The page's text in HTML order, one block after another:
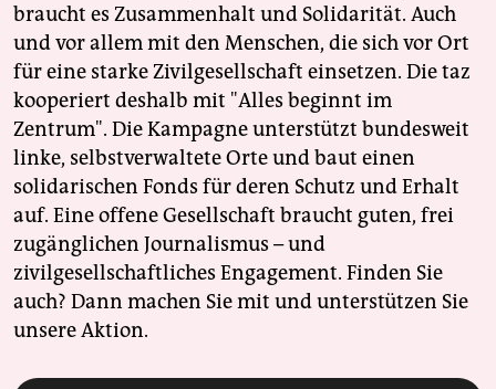
braucht es Zusammenhalt und Solidarität. Auch
und vor allem mit den Menschen, die sich vor Ort
für eine starke Zivilgesellschaft einsetzen. Die taz
kooperiert deshalb mit "Alles beginnt im
Zentrum". Die Kampagne unterstützt bundesweit
linke, selbstverwaltete Orte und baut einen
solidarischen Fonds für deren Schutz und Erhalt
auf. Eine offene Gesellschaft braucht guten, frei
zugänglichen Journalismus – und
zivilgesellschaftliches Engagement. Finden Sie
auch? Dann machen Sie mit und unterstützen Sie
unsere Aktion.